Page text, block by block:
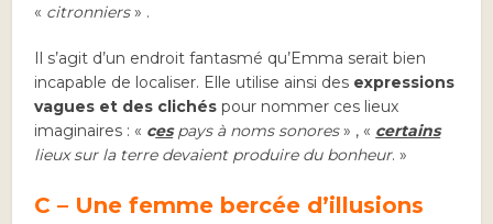
« citronniers» .
Il s’agit d’un endroit fantasmé qu’Emma serait bien
incapable de localiser. Elle utilise ainsi des expressions
vagues et des clichés pour nommer ces lieux
imaginaires : « cespays à noms sonores» , « certains
lieux sur la terre devaient produire du bonheur. »
C – Une femme bercée d’illusions